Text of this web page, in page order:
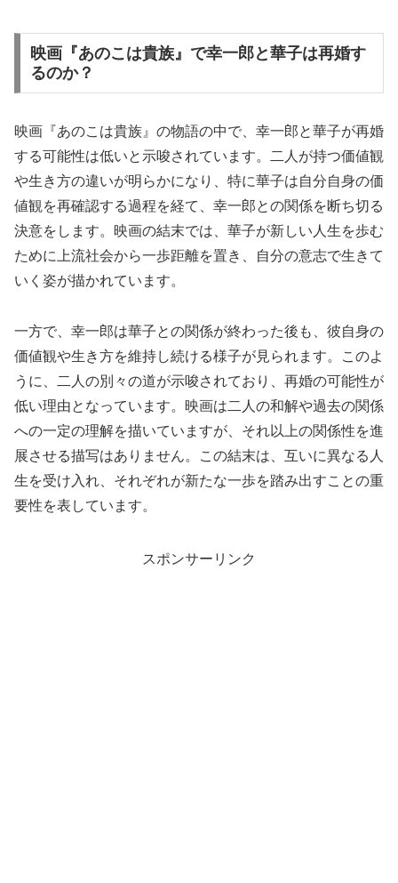
映画『あのこは貴族』で幸一郎と華子は再婚す
るのか？
映画『あのこは貴族』の物語の中で、幸一郎と華子が再婚
する可能性は低いと示唆されています。二人が持つ価値観
や生き方の違いが明らかになり、特に華子は自分自身の価
値観を再確認する過程を経て、幸一郎との関係を断ち切る
決意をします。映画の結末では、華子が新しい人生を歩む
ために上流社会から一歩距離を置き、自分の意志で生きて
いく姿が描かれています。
一方で、幸一郎は華子との関係が終わった後も、彼自身の
価値観や生き方を維持し続ける様子が見られます。このよ
うに、二人の別々の道が示唆されており、再婚の可能性が
低い理由となっています。映画は二人の和解や過去の関係
への一定の理解を描いていますが、それ以上の関係性を進
展させる描写はありません。この結末は、互いに異なる人
生を受け入れ、それぞれが新たな一歩を踏み出すことの重
要性を表しています。
スポンサーリンク